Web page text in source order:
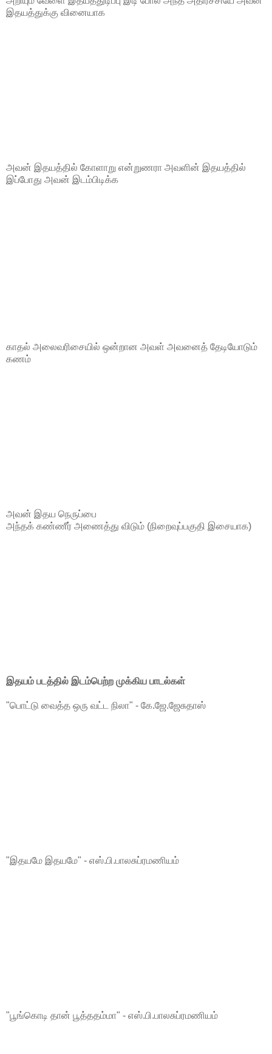
இதயத்துக்கு வினையாக
அவன் இதயத்தில் கோளாறு என்றுணரா அவளின் இதயத்தில்
இப்போது அவன் இடம்பிடிக்க
காதல் அலைவரிசையில் ஒன்றான அவள் அவனைத் தேடியோடும்
கணம்
அவன் இதய நெருப்பை
அந்தக் கண்ணீர் அணைத்து விடும் (நிறைவுப்பகுதி இசையாக)
இதயம் படத்தில் இடம்பெற்ற முக்கிய பாடல்கள்
"பொட்டு வைத்த ஒரு வட்ட நிலா" - கே.ஜே.ஜேசுதாஸ்
"இதயமே இதயமே" - எஸ்.பி.பாலசுப்ரமணியம்
"பூங்கொடி தான் பூத்ததம்மா" - எஸ்.பி.பாலசுப்ரமணியம்